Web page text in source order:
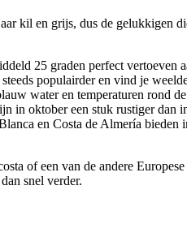
kil en grijs, dus de gelukkigen
25 graden perfect vertoeven
populairder en vind je
water en temperaturen rond
in oktober een stuk rustiger dan
en Costa de Almería bieden
of een van de andere
snel verder.